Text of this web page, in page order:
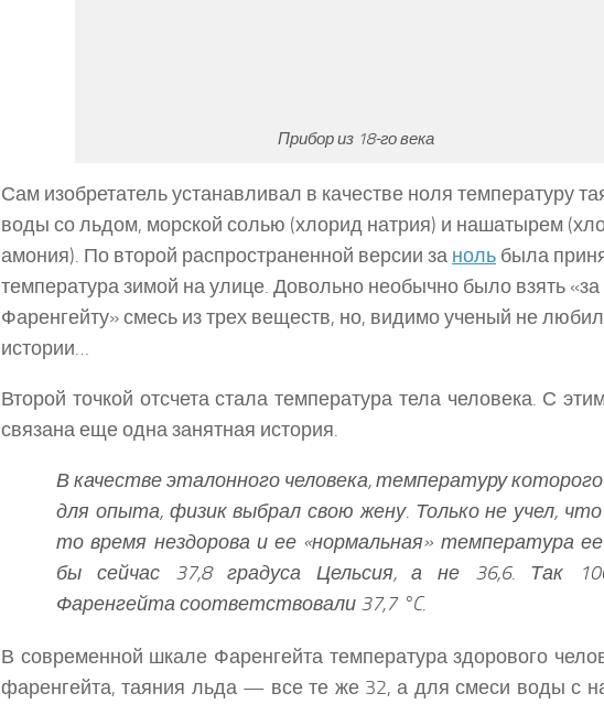
Прибор из 18-го века
Сам изобретатель устанавливал в качестве ноля температуру
воды со льдом, морской солью (хлорид натрия) и нашатырем
амония). По второй распространенной версии за ноль была
температура зимой на улице. Довольно необычно было взять «за
Фаренгейту» смесь из трех веществ, но, видимо ученый не
истории…
Второй точкой отсчета стала температура тела человека. С
связана еще одна занятная история.
В качестве эталонного человека, температуру
для опыта, физик выбрал свою жену. Только не учел,
то время нездорова и ее «нормальная» температура
бы сейчас 37,8 градуса Цельсия, а не 36,6. Так
Фаренгейта соответствовали 37,7 °C.
В современной шкале Фаренгейта температура здорового
фаренгейта, таяния льда — все те же 32, а для смеси воды с